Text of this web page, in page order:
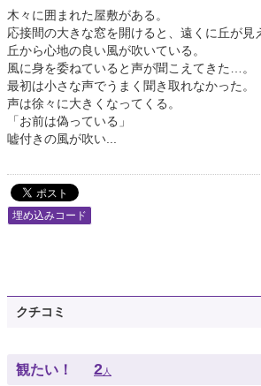
木々に囲まれた屋敷がある。
応接間の大きな窓を開けると、遠くに丘が見
丘から心地の良い風が吹いている。
風に身を委ねていると声が聞こえてきた…。
最初は小さな声でうまく聞き取れなかった。
声は徐々に大きくなってくる。
「お前は偽っている」
嘘付きの風が吹い...
埋め込みコード
クチコミ
観たい！ 2人